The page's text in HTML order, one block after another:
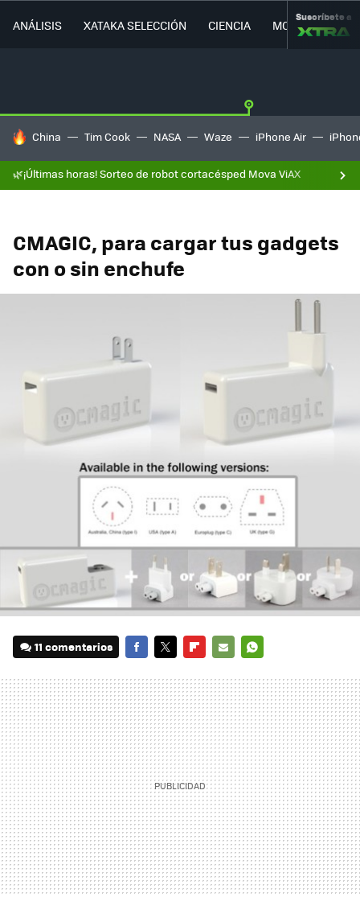
ANÁLISIS XATAKA SELECCIÓN CIENCIA MOVILIDAD
Suscríbete a
HOY SE HABLA DE
China Tim Cook NASA Waze iPhone Air
🌿¡Últimas horas! Sorteo de robot cortacésped Mova ViAX
CMAGIC, para cargar tus gadgets
con o sin enchufe
11 comentarios
MAIL